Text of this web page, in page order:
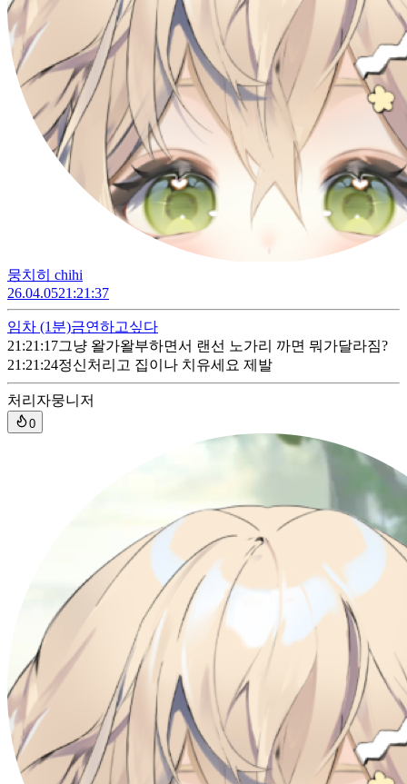
뭉치히 chihi
26.04.0521:21:37
임차 (1분)금연하고싶다
21:21:17그냥 왈가왈부하면서 랜선 노가리 까면 뭐가달라짐?
21:21:24정신처리고 집이나 치유세요 제발
처리자뭉니저
0